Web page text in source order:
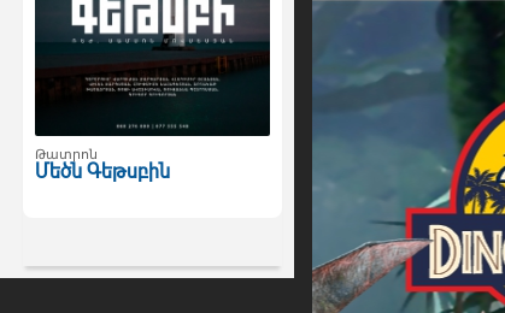
Թատրոն
Մեծն Գեթսբին